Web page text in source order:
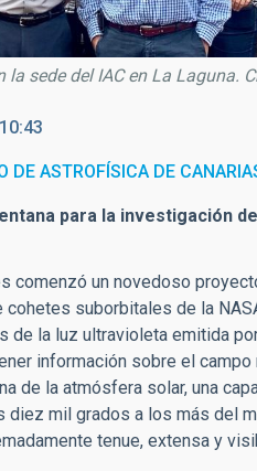
sede del IAC en La Laguna.
DE ASTROFÍSICA DE
para la investigación
comenzó un novedoso
suborbitales de la
la luz ultravioleta emitida
información sobre el
de la atmósfera solar, una
mil grados a los más del
tenue, extensa y